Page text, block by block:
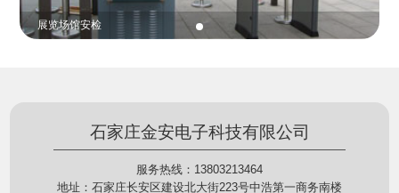
展览场馆安检
石家庄金安电子科技有限公司
服务热线：13803213464
地址：石家庄长安区建设北大街223号中浩第一商务南楼